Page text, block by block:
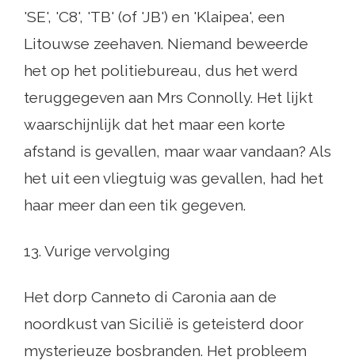
'SE', 'C8', 'TB' (of 'JB') en 'Klaipea', een
Litouwse zeehaven. Niemand beweerde
het op het politiebureau, dus het werd
teruggegeven aan Mrs Connolly. Het lijkt
waarschijnlijk dat het maar een korte
afstand is gevallen, maar waar vandaan? Als
het uit een vliegtuig was gevallen, had het
haar meer dan een tik gegeven.
13. Vurige vervolging
Het dorp Canneto di Caronia aan de
noordkust van Sicilië is geteisterd door
mysterieuze bosbranden. Het probleem